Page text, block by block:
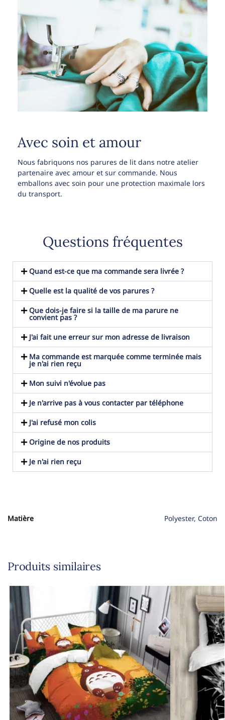
Avec soin et amour
Nous fabriquons nos parures de lit dans notre atelier
partenaire avec amour et sur commande. Nous
emballons avec soin pour une protection maximale lors
du transport.
Questions fréquentes
Quand est-ce que ma commande sera livrée ?
Quelle est la qualité de vos parures ?
Que dois-je faire si la taille de ma parure ne
convient pas ?
J'ai fait une erreur sur mon adresse de livraison
Ma commande est marquée comme terminée mais
je n'ai rien reçu
Mon suivi n'évolue pas
Je n'arrive pas à vous contacter par téléphone
J'ai refusé mon colis
Origine de nos produits
Je n'ai rien reçu
Matière Polyester, Coton
Produits similaires